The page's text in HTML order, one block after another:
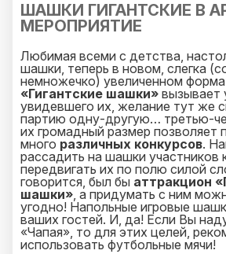
ШАШКИ ГИГАНТСКИЕ В
МЕРОПРИЯТИЕ
Любимая всеми с детства,
шашки, теперь в новом, слегка
немножечко) увеличенном
«Гигантские шашки» вызывает
увидевшего их, желание тут же
партию одну-другую… третью-
их громадный размер позволяет
много различных конкурсов.
рассадить на шашки участников
передвигать их по полю силой
говорится, был бы аттракцион
шашки», а придумать с ним
угодно! Напольные игровые
ваших гостей. И, да! Если Вы
«Чапая», то для этих целей,
использовать футбольные мячи!